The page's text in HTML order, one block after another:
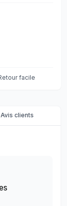
facile
Avis clients